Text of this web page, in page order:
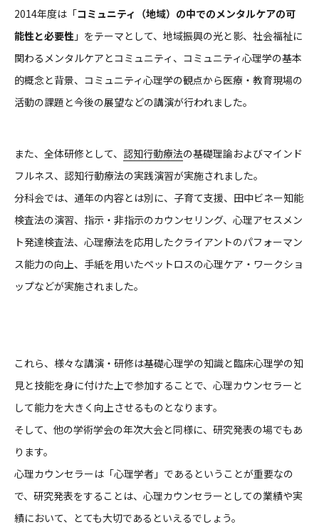
2014年度は「コミュニティ（地域）の中でのメンタルケアの可
能性と必要性 」をテーマとして、地域振興の光と影、社会福祉に
関わるメンタルケアとコミュニティ、コミュニティ心理学の基本
的概念と背景、コミュニティ心理学の観点から医療・教育現場の
活動の課題と今後の展望などの講演が行われました。
また、全体研修として、 認知行動療法の基礎理論およびマインド
フルネス、認知行動療法の実践演習が実施されました。
分科会では、通年の内容とは別に、子育て支援、田中ビネー知能
検査法の演習、指示・非指示のカウンセリング、心理アセスメン
ト発達検査法、心理療法を応用したクライアントのパフォーマン
ス能力の向上、手紙を用いたペットロスの心理ケア・ワークショ
ップなどが実施されました。
これら、様々な講演・研修は基礎心理学の知識と臨床心理学の知
見と技能を身に付けた上で参加することで、心理カウンセラーと
して能力を大きく向上させるものとなります。
そして、他の学術学会の年次大会と同様に、研究発表の場でもあ
ります。
心理カウンセラーは「心理学者」であるということが重要なの
で、研究発表をすることは、心理カウンセラーとしての業績や実
績において、とても大切であるといえるでしょう。